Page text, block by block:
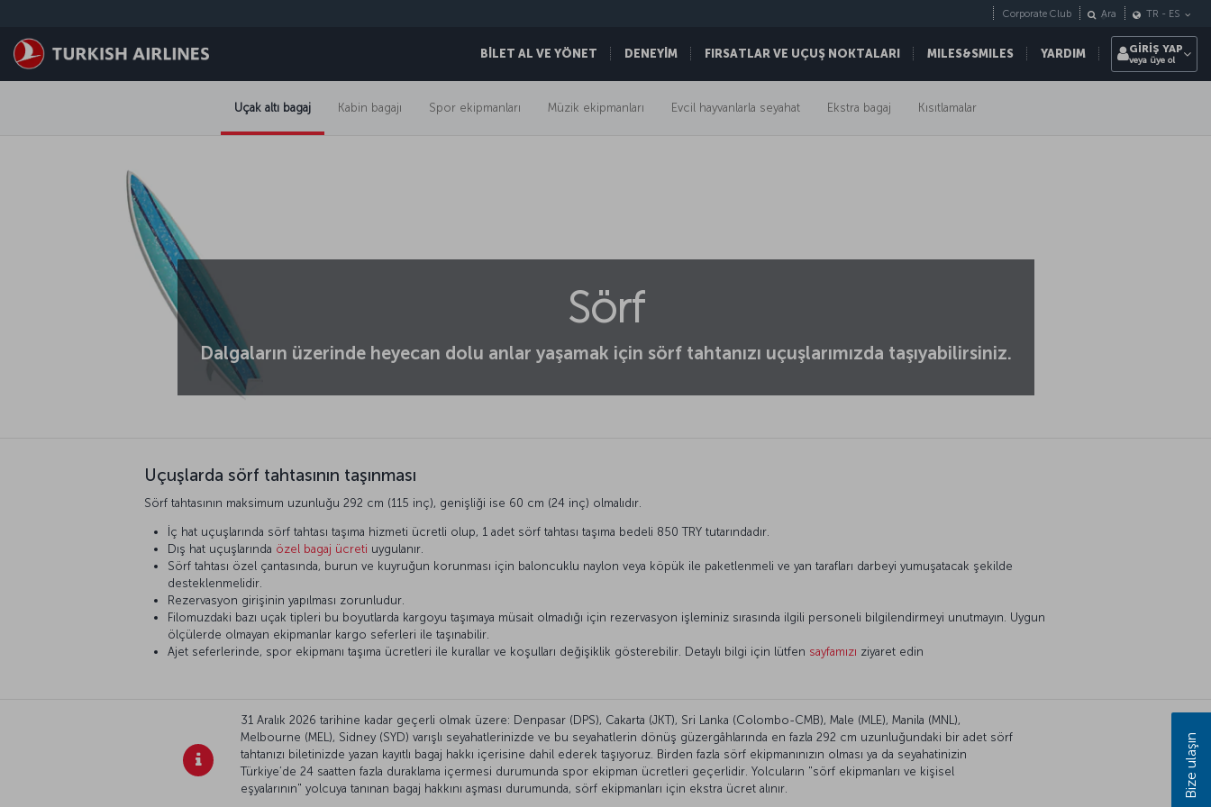
BİLET AL VE YÖNET DENEYİM FIRSATLAR VE UÇUŞ NOKTALARI MILES&SMILES YARDIM
Corporate Club Ara TR - ES
GİRİŞ YAP
veya üye ol
Uçak altı bagaj Kabin bagajı Spor ekipmanları Müzik ekipmanları Evcil hayvanlarla seyahat Ekstra bagaj Kısıtlamalar
Sörf
Dalgaların üzerinde heyecan dolu anlar yaşamak için sörf tahtanızı uçuşlarımızda taşıyabilirsiniz.
Uçuşlarda sörf tahtasının taşınması
Sörf tahtasının maksimum uzunluğu 292 cm (115 inç), genişliği ise 60 cm (24 inç) olmalıdır.
İç hat uçuşlarında sörf tahtası taşıma hizmeti ücretli olup, 1 adet sörf tahtası taşıma bedeli 850 TRY tutarındadır.
Dış hat uçuşlarında özel bagaj ücreti uygulanır.
Sörf tahtası özel çantasında, burun ve kuyruğun korunması için baloncuklu naylon veya köpük ile paketlenmeli ve yan tarafları darbeyi yumuşatacak şekilde
desteklenmelidir.
Rezervasyon girişinin yapılması zorunludur.
Filomuzdaki bazı uçak tipleri bu boyutlarda kargoyu taşımaya müsait olmadığı için rezervasyon işleminiz sırasında ilgili personeli bilgilendirmeyi unutmayın. Uygun
ölçülerde olmayan ekipmanlar kargo seferleri ile taşınabilir.
Ajet seferlerinde, spor ekipmanı taşıma ücretleri ile kurallar ve koşulları değişiklik gösterebilir. Detaylı bilgi için lütfen sayfamızı ziyaret edin
31 Aralık 2026 tarihine kadar geçerli olmak üzere: Denpasar (DPS), Cakarta (JKT), Sri Lanka (Colombo-CMB), Male (MLE), Manila (MNL),
Melbourne (MEL), Sidney (SYD) varışlı seyahatlerinizde ve bu seyahatlerin dönüş güzergâhlarında en fazla 292 cm uzunluğundaki bir adet sörf
tahtanızı biletinizde yazan kayıtlı bagaj hakkı içerisine dahil ederek taşıyoruz. Birden fazla sörf ekipmanınızın olması ya da seyahatinizin
Türkiye’de 24 saatten fazla duraklama içermesi durumunda spor ekipman ücretleri geçerlidir. Yolcuların "sörf ekipmanları ve kişisel
eşyalarının" yolcuya tanınan bagaj hakkını aşması durumunda, sörf ekipmanları için ekstra ücret alınır.
Bize ulaşın